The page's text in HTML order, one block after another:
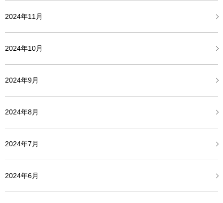
2024年11月
2024年10月
2024年9月
2024年8月
2024年7月
2024年6月